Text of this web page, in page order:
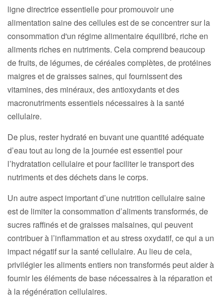
ligne directrice essentielle pour promouvoir une
alimentation saine des cellules est de se concentrer sur la
consommation d'un régime alimentaire équilibré, riche en
aliments riches en nutriments. Cela comprend beaucoup
de fruits, de légumes, de céréales complètes, de protéines
maigres et de graisses saines, qui fournissent des
vitamines, des minéraux, des antioxydants et des
macronutriments essentiels nécessaires à la santé
cellulaire.
De plus, rester hydraté en buvant une quantité adéquate
d’eau tout au long de la journée est essentiel pour
l’hydratation cellulaire et pour faciliter le transport des
nutriments et des déchets dans le corps.
Un autre aspect important d’une nutrition cellulaire saine
est de limiter la consommation d’aliments transformés, de
sucres raffinés et de graisses malsaines, qui peuvent
contribuer à l’inflammation et au stress oxydatif, ce qui a un
impact négatif sur la santé cellulaire. Au lieu de cela,
privilégier les aliments entiers non transformés peut aider à
fournir les éléments de base nécessaires à la réparation et
à la régénération cellulaires.